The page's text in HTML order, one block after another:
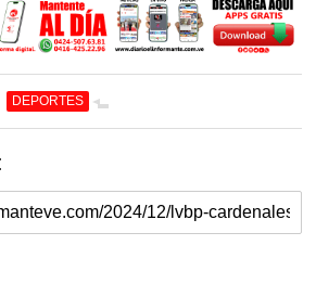
DEPORTES